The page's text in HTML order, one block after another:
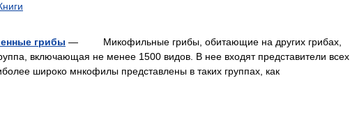
грибы — Микофильные грибы, обитающие на других грибах,
включающая не менее 1500 видов. В нее входят представители всех
широко мнкофилы представлены в таких группах, как